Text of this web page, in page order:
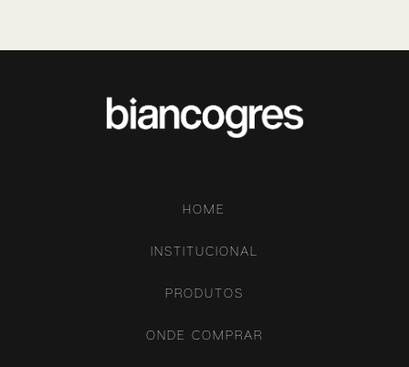
HOME
INSTITUCIONAL
PRODUTOS
ONDE COMPRAR